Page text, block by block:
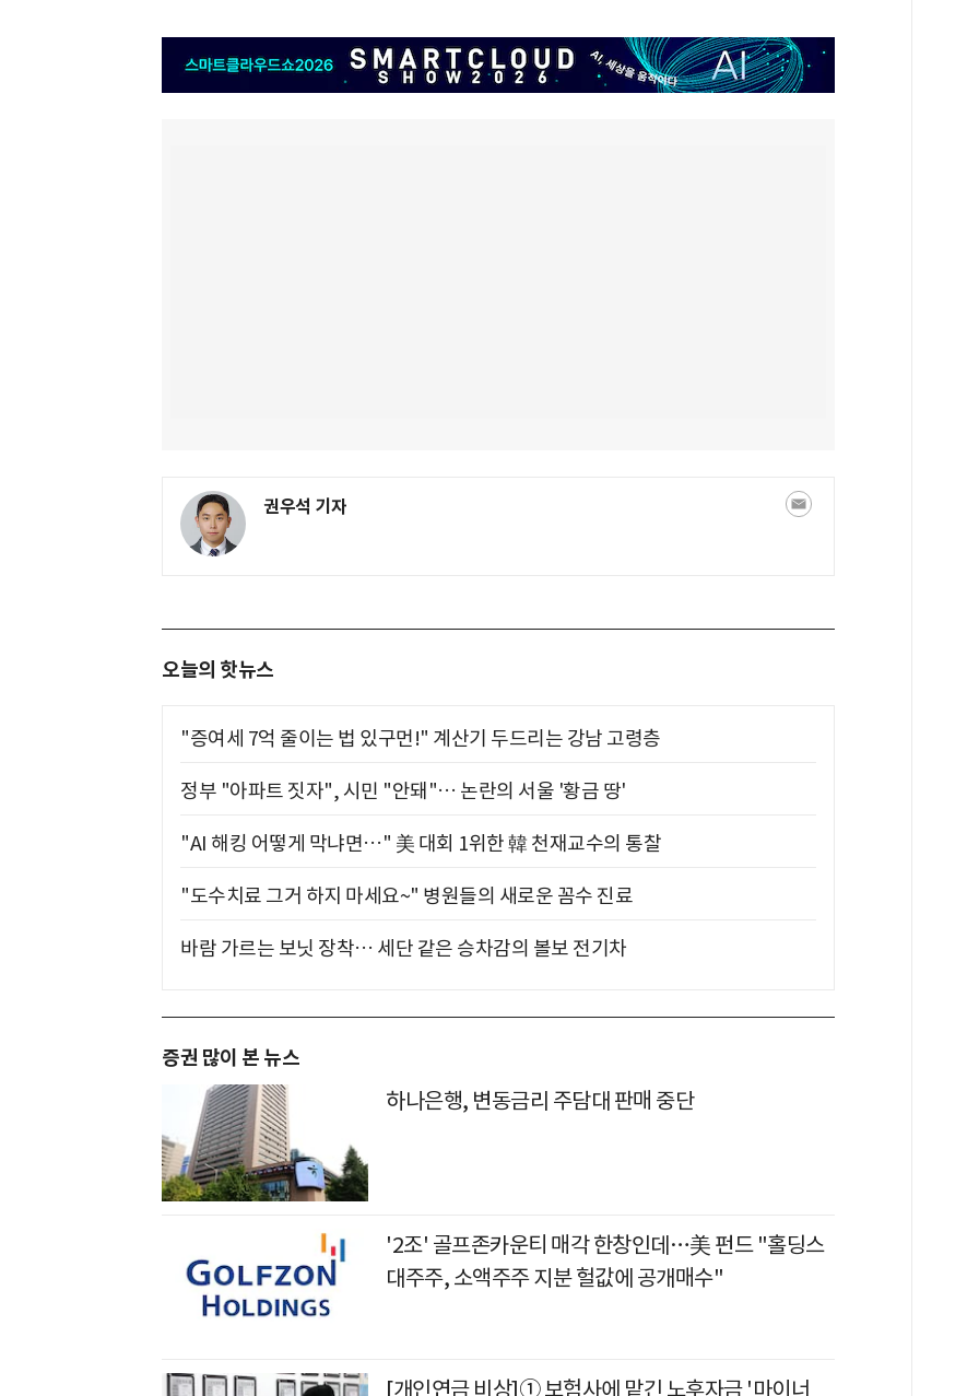
권우석 기자
오늘의 핫뉴스
"증여세 7억 줄이는 법 있구먼!" 계산기 두드리는 강남 고령층
정부 "아파트 짓자", 시민 "안돼"… 논란의 서울 '황금 땅'
"AI 해킹 어떻게 막냐면…" 美 대회 1위한 韓 천재교수의 통찰
"도수치료 그거 하지 마세요~" 병원들의 새로운 꼼수 진료
바람 가르는 보닛 장착… 세단 같은 승차감의 볼보 전기차
증권 많이 본 뉴스
하나은행, 변동금리 주담대 판매 중단
'2조' 골프존카운티 매각 한창인데…美 펀드 "홀딩스
대주주, 소액주주 지분 헐값에 공개매수"
[개인연금 비상]① 보험사에 맡긴 노후자금 '마이너